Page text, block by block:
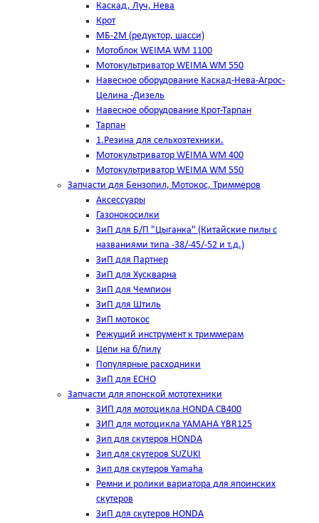
Каскад, Луч, Нева
Крот
МБ-2М (редуктор, шасси)
Мотоблок WEIMA WM 1100
Мотокультриватор WEIMA WM 550
Навесное оборудование Каскад-Нева-Агрос-
Целина -Дизель
Навесное оборудование Крот-Тарпан
Тарпан
1.Резина для сельхозтехники.
Мотокультриватор WEIMA WM 400
Мотокультриватор WEIMA WM 550
Запчасти для Бензопил, Мотокос, Триммеров
Аксессуары
Газонокосилки
ЗиП для Б/П "Цыганка" (Китайские пилы с
названиями типа -38/-45/-52 и т.д.)
ЗиП для Партнер
ЗиП для Хускварна
ЗиП для Чемпион
ЗиП для Штиль
ЗиП мотокос
Режущий инструмент к триммерам
Цепи на б/пилу
Популярные расходники
ЗиП для ЕСНО
Запчасти для японской мототехники
ЗИП для мотоцикла HONDA CB400
ЗИП для мотоцикла YAMAHA YBR125
Зип для скутеров HONDA
Зип для скутеров SUZUKI
Зип для скутеров Yamaha
Ремни и ролики вариатора для япоинских
скутеров
ЗиП для скутеров HONDA